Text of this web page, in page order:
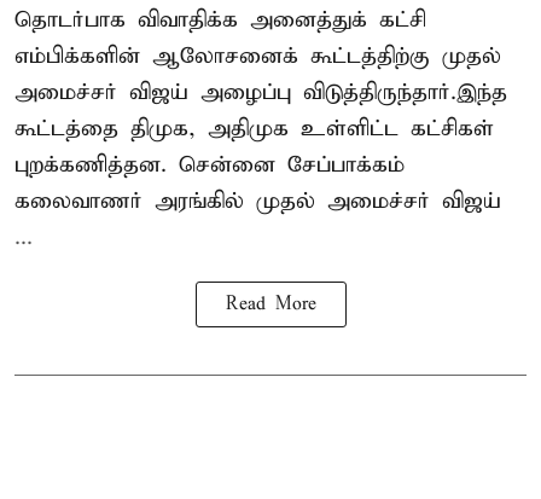
தொடர்பாக விவாதிக்க அனைத்துக் கட்சி
எம்பிக்களின் ஆலோசனைக் கூட்டத்திற்கு முதல்
அமைச்சர் விஜய் அழைப்பு விடுத்திருந்தார்.இந்த
கூட்டத்தை திமுக, அதிமுக உள்ளிட்ட கட்சிகள்
புறக்கணித்தன. சென்னை சேப்பாக்கம்
கலைவாணர் அரங்கில் முதல் அமைச்சர் விஜய்
...
Read More